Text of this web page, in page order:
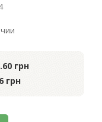
грн
грн